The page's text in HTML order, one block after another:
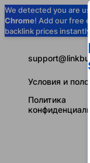
We detected you are
Chrome! Add our free
backlink prices
Условия и
Политика